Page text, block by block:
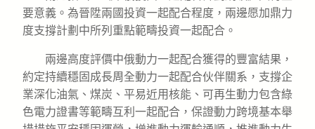
要意義。為晉陞兩國投資一起配合程度，兩邊愿加鼎力
度支撐計劃中所列重點範疇投資一起配合。
兩邊高度評價中俄動力一起配合獲得的豐富結果，
約定持續穩固成長周全動力一起配合伙伴關系，支撐企
業深化油氣、煤炭、平易近用核能、可再生動力包含綠
色電力證書等範疇互利一起配合，保證動力跨境基本舉